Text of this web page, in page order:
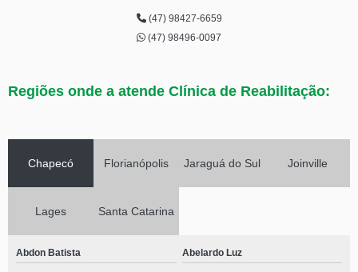
(47) 98427-6659
(47) 98496-0097
Regiões onde a atende Clínica de Reabilitação:
Chapecó Florianópolis Jaraguá do Sul Joinville
Lages Santa Catarina
Abdon Batista Abelardo Luz